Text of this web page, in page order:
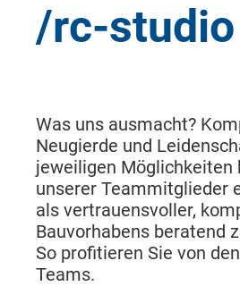
/rc-
Was uns ausmacht?
Neugierde und
jeweiligen Möglichkeiten
unserer Teammitglieder
als vertrauensvoller,
Bauvorhabens beratend
So profitieren Sie von
Teams.